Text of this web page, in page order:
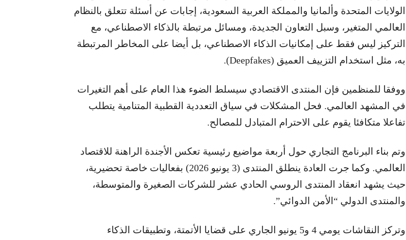
الولايات المتحدة وألمانيا والمملكة العربية السعودية، إجابات عن أسئلة تتعلق بالنظام
العالمي المتغير، وسبل التعاون الجديدة، ومسائل مرتبطة بالذكاء الاصطناعي، مع
التركيز ليس فقط على إمكانيات الذكاء الاصطناعي، بل أيضا على المخاطر المرتبطة
به، مثل استخدام التزييف العميق (Deepfakes).
ووفقا للمنظمين فإن المنتدى الاقتصادي سيسلط الضوء هذا العام على أهم التغيرات
في المشهد العالمي. فحل المشكلات في سياق التعددية القطبية المتنامية يتطلب
تفاعلا متكافئا يقوم على الاحترام المتبادل للمصالح.
وتم بناء البرنامج التجاري حول أربعة مواضيع رئيسية تعكس الأجندة الراهنة للاقتصاد
العالمي. وكما جرت العادة ينطلق المنتدى (3 يونيو 2026) بفعاليات خاصة تحضيرية،
حيث يشهد انعقاد المنتدى الروسي الحادي عشر للشركات الصغيرة والمتوسطة،
والمنتدى الدولي “الأمن الدوائي”.
وتركز النقاشات يومي 4 و5 يونيو الجاري على قضايا الأتمتة، وتطبيقات الذكاء